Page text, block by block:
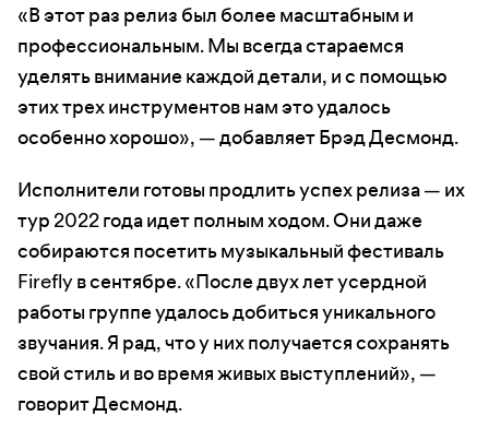
«В этот раз релиз был более масштабным и
профессиональным. Мы всегда стараемся
уделять внимание каждой детали, и с помощью
этих трех инструментов нам это удалось
особенно хорошо», — добавляет Брэд Десмонд.
Исполнители готовы продлить успех релиза — их
тур 2022 года идет полным ходом. Они даже
собираются посетить музыкальный фестиваль
Firefly в сентябре. «После двух лет усердной
работы группе удалось добиться уникального
звучания. Я рад, что у них получается сохранять
свой стиль и во время живых выступлений», —
говорит Десмонд.